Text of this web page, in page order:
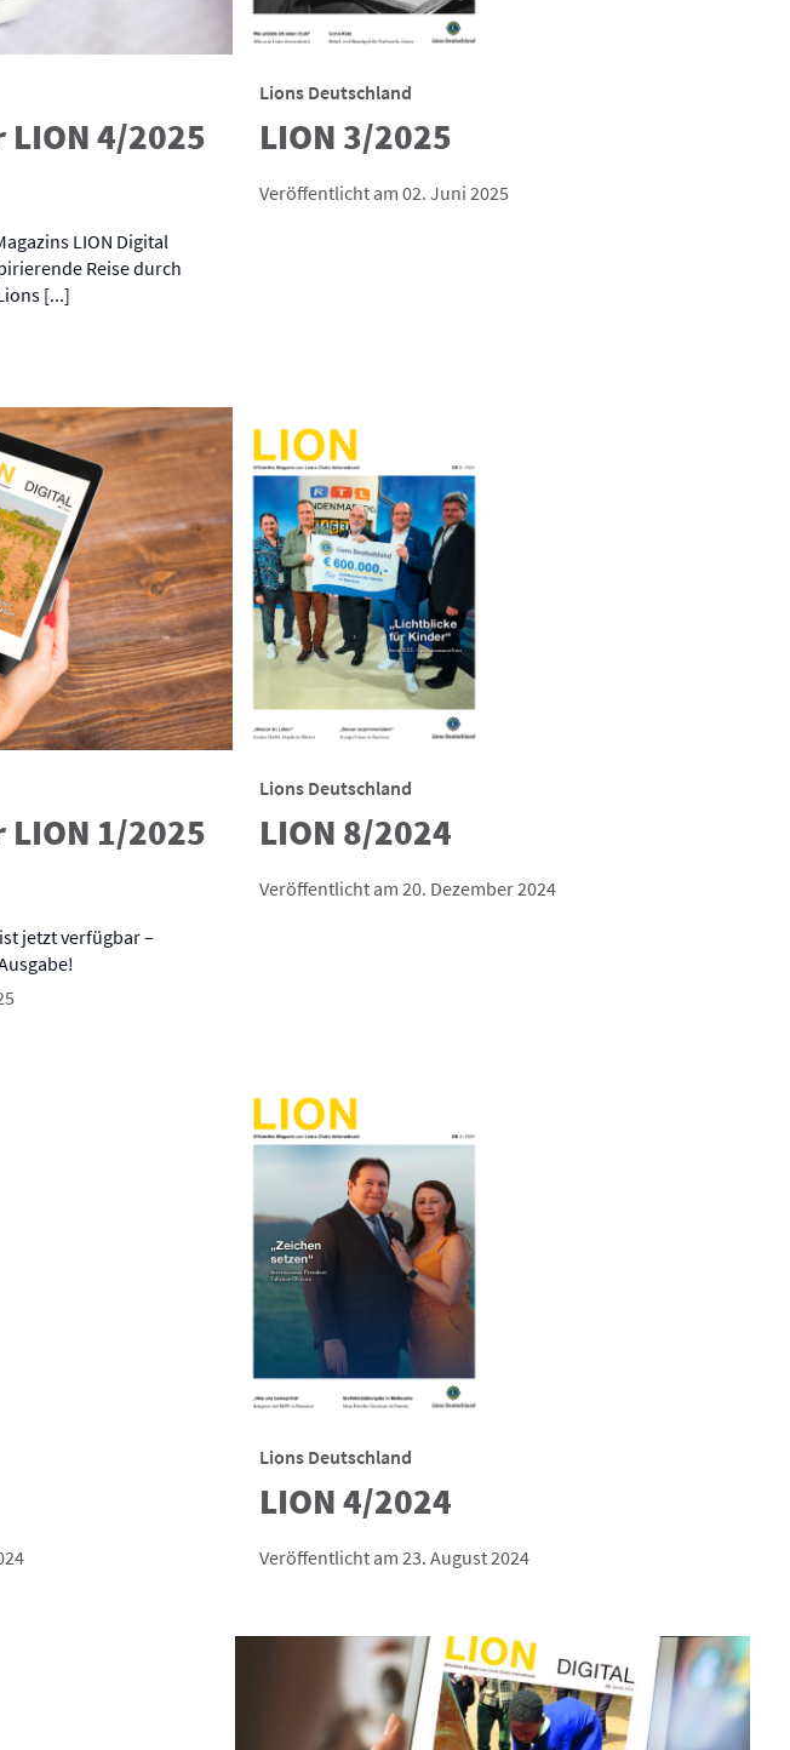
4/2025
LION Digital
Reise durch
[...]
Lions Deutschland
LION 3/2025
Veröffentlicht am 02. Juni 2025
1/2025
jetzt verfügbar –
Lions Deutschland
LION 8/2024
Veröffentlicht am 20. Dezember 2024
Lions Deutschland
LION 4/2024
Veröffentlicht am 23. August 2024